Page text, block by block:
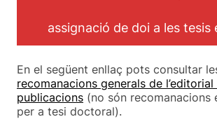
assignació de doi a les tesis
En el següent enllaç pots consultar
recomanacions generals de l’editorial
publicacions (no són recomanacions
per a tesi doctoral).